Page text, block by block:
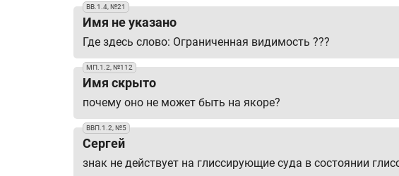
ВВ.1.4, №21
Имя не указано
Где здесь слово: Ограниченная видимость ???
МП.1.2, №112
Имя скрыто
почему оно не может быть на якоре?
ВВП.1.2, №5
Cергей
знак не действует на глиссирующие суда в состоянии